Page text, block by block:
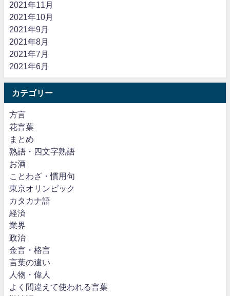
2021年11月
2021年10月
2021年9月
2021年8月
2021年7月
2021年6月
カテゴリー
方言
花言葉
まとめ
熟語・四文字熟語
お酒
ことわざ・慣用句
東京オリンピック
カタカナ語
経済
業界
政治
金言・格言
言葉の違い
人物・偉人
よく間違えて使われる言葉